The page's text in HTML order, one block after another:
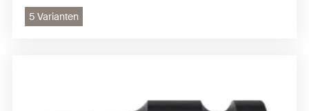
5 Varianten